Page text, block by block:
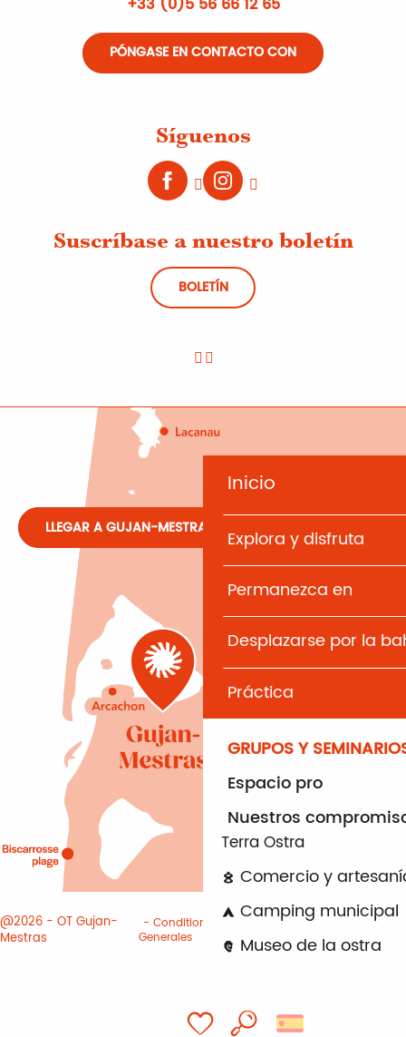
Inicio
Explora y disfruta
Permanezca en
Desplazarse por la
Práctica
GRUPOS Y
Espacio pro
Nuestros
Terra Ostra
Comercio y
Camping municipal
Museo de la ostra
PÓNGASE EN CONTACTO CON
Síguenos
Suscríbase a nuestro boletín
BOLETÍN
LLEGAR A GUJAN-MESTRAS
@2026 - OT Gujan-
Mestras
Conditiones
Generales
Informacion
juridica
Cookies